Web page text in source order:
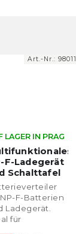
F-Ladegerät
Schalttafel
USB-
5V -
LAGER IN PRAG
F-Batterien
Ladegerät.
für
Art.-Nr.: 98011